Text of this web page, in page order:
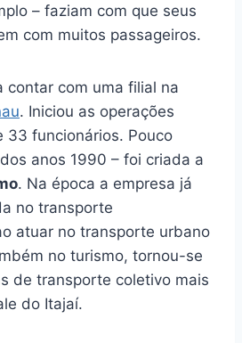
– faziam com que seus
com muitos passageiros.
contar com uma filial na
. Iniciou as operações
33 funcionários. Pouco
anos 1990 – foi criada a
. Na época a empresa já
no transporte
atuar no transporte urbano
no turismo, tornou-se
de transporte coletivo mais
do Itajaí.